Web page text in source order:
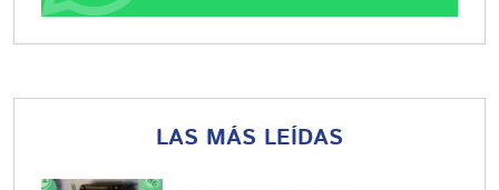
LAS MÁS LEÍDAS